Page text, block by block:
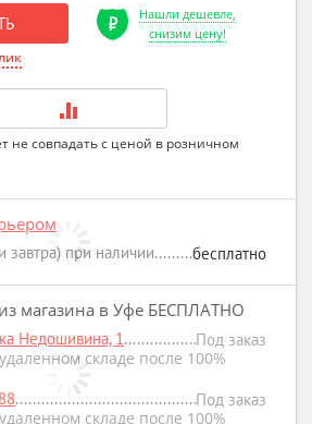
Нашли дешевле,
снизим цену!
не совпадать с ценой в розничном
завтра) при наличии бесплатно
магазина в Уфе БЕСПЛАТНО
Недошивина, 1
Под заказ
складе после 100%
Под заказ
складе после 100%